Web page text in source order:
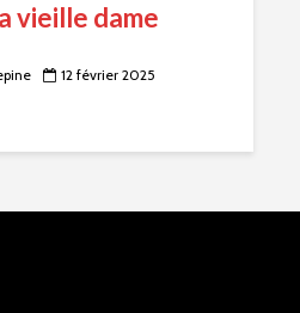
vieille dame
12 février 2025